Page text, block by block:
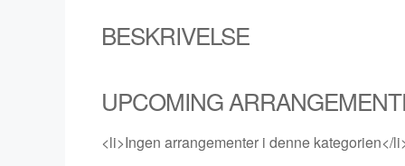
BESKRIVELSE
UPCOMING
<li>Ingen arrangementer i denne kategorien</